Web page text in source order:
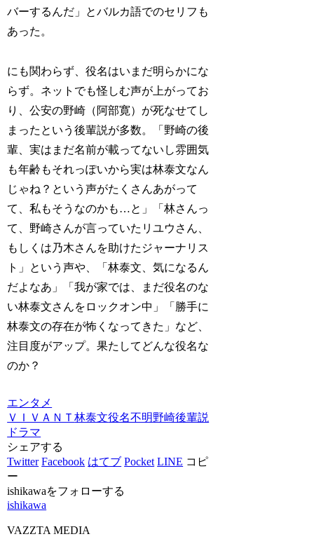
バーするんだ」とバルカ語でのセリフも
あった。
にも関わらず、役名はいまだ明らかにな
らず。ネットでも怪しむ声が上がってお
り、公安の野崎（阿部寛）が死なせてし
まったという後輩説が多数。「野崎の後
輩、実はまだ名前が載ってないし雰囲気
も年齢もそれっぽいから実は林泰文なん
じゃね？という声がたくさんあがって
て、私もそうなのかも…と」「林さんっ
て、野崎さんが言っていたリユウさん、
もしくは乃木さんを助けたジャーナリス
ト」という声や、「林泰文、気になるん
だよなあ」「我が家では、まだ役名のな
い林泰文さんをロックオン中」「勝手に
林泰文の存在が怖くなってきた」など、
注目度がアップ。果たしてどんな役名な
のか？
エンタメ
ＶＩＶＡＮＴ林泰文役名不明野崎後輩説
ドラマ
シェアする
Twitter Facebook はてブ Pocket LINE コピ
ー
ishikawaをフォローする
ishikawa
VAZZTA MEDIA